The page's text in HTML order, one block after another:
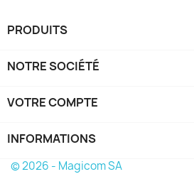
PRODUITS
NOTRE SOCIÉTÉ
VOTRE COMPTE
INFORMATIONS
© 2026 - Magicom SA